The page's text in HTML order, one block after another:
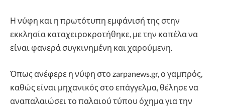
Η νύφη και η πρωτότυπη εμφάνισή της στην
εκκλησία καταχειροκροτήθηκε, με την κοπέλα να
είναι φανερά συγκινημένη και χαρούμενη.
Όπως ανέφερε η νύφη στο zarpanews.gr, ο γαμπρός,
καθώς είναι μηχανικός στο επάγγελμα, θέλησε να
αναπαλαιώσει το παλαιού τύπου όχημα για την